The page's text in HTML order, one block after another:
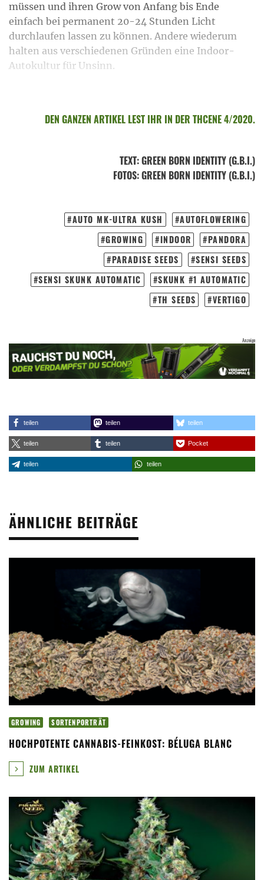
müssen und ihren Grow von Anfang bis Ende
einfach bei permanent 20-24 Stunden Licht
durchlaufen lassen zu können. Andere wiederum
halten aus verschiedenen Gründen eine Indoor-
Autokultur für Unsinn.
DEN GANZEN ARTIKEL LEST IHR IN DER THCENE 4/2020.
TEXT:GREEN BORN IDENTITY (G.B.I.)
FOTOS: GREEN BORN IDENTITY (G.B.I.)
AUTO MK-ULTRA KUSH
AUTOFLOWERING
GROWING
INDOOR
PANDORA
PARADISE SEEDS
SENSI SEEDS
SENSI SKUNK AUTOMATIC
SKUNK #1 AUTOMATIC
TH SEEDS
VERTIGO
teilen teilen teilen
teilen teilen Pocket
teilen teilen
ÄHNLICHE BEITRÄGE
GROWING SORTENPORTRÄT
HOCHPOTENTE CANNABIS-FEINKOST: BÉLUGA BLANC
ZUM ARTIKEL